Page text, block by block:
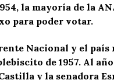
la mayoría de
para poder votar.
Nacional y el
de 1957. Al
y la senadora